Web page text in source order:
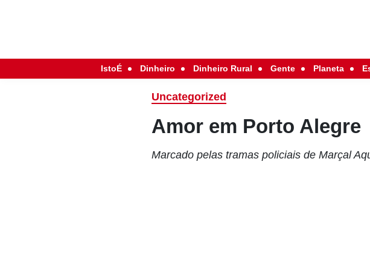
IstoÉ Dinheiro Dinheiro Rural Gente Planeta
Uncategorized
Amor em Porto Alegre
Marcado pelas tramas policiais de Marçal